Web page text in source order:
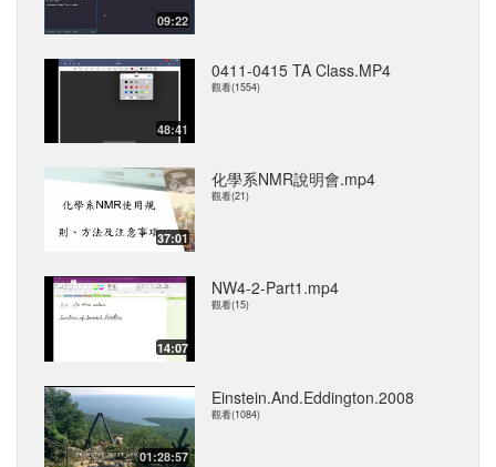
09:22
48:41
0411-0415 TA Class.MP4
觀看(1554)
37:01
化學系NMR說明會.mp4
觀看(21)
14:07
NW4-2-Part1.mp4
觀看(15)
01:28:57
Einstein.And.Eddington.2008
觀看(1084)